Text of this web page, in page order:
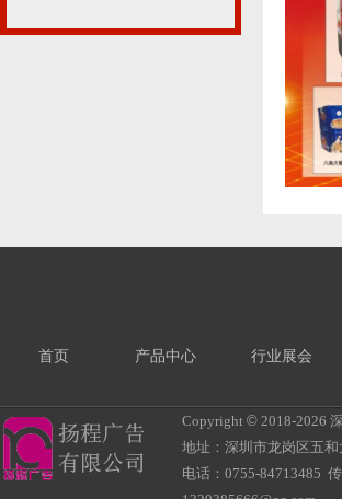
首页 产品中心 行业展会
Copyright © 2018-2026
地址：深圳市龙岗区五
电话：0755-84713485